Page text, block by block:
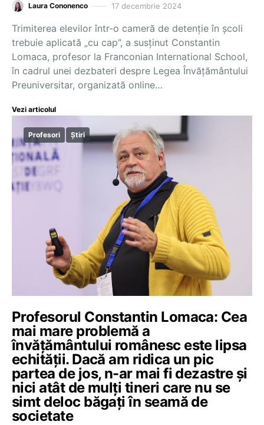
Laura Cononenco 17 decembrie 2024
Trimiterea elevilor într-o cameră de detenție în școli
trebuie aplicată „cu cap”, a susținut Constantin
Lomaca, profesor la Franconian International School,
în cadrul unei dezbateri despre Legea Învățământului
Preuniversitar, organizată online…
Vezi articolul
Profesori Știri
Profesorul Constantin Lomaca: Cea
mai mare problemă a
învățământului românesc este lipsa
echității. Dacă am ridica un pic
partea de jos, n-ar mai fi dezastre și
nici atât de mulți tineri care nu se
simt deloc băgați în seamă de
societate